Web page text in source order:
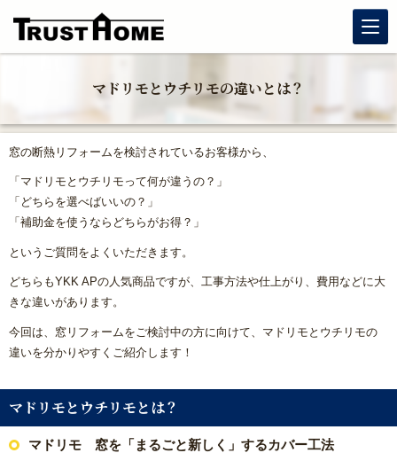
玄関リフォーム
戸建住宅リフォーム
マンションリフォーム
福岡リフォーム補助金情報｜2026年住宅省エネキャンペーン
対応
内窓リフォーム
マドリモとウチリモの違いとは？
窓の断熱リフォームを検討されているお客様から、
「マドリモとウチリモって何が違うの？」
「どちらを選べばいいの？」
「補助金を使うならどちらがお得？」
というご質問をよくいただきます。
どちらもYKK APの人気商品ですが、工事方法や仕上がり、費用などに大
きな違いがあります。
今回は、窓リフォームをご検討中の方に向けて、マドリモとウチリモの
違いを分かりやすくご紹介します！
マドリモとウチリモとは？
マドリモ 窓を「まるごと新しく」するカバー工法